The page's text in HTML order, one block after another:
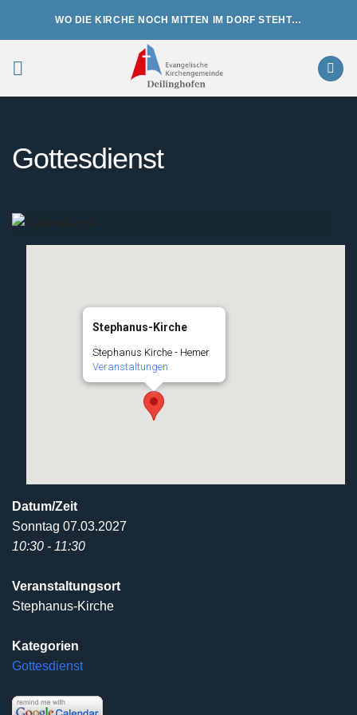
WO DIE KIRCHE NOCH MITTEN IM DORF STEHT…
Gottesdienst
Stephanus-Kirche
Stephanus Kirche - Hemer
Veranstaltungen
Datum/Zeit
Sonntag 07.03.2027
10:30 - 11:30
Veranstaltungsort
Stephanus-Kirche
Kategorien
Gottesdienst